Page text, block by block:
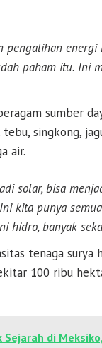
paham itu. Ini
sumber
singkong,
air.
solar, bisa
kita punya
hidro, banyak
tenaga surya
100 ribu
di